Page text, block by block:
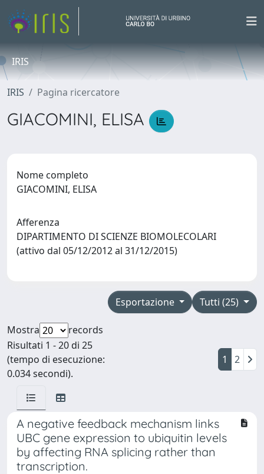
IRIS
IRIS Pagina ricercatore
GIACOMINI, ELISA
Nome completo
GIACOMINI, ELISA
Afferenza
DIPARTIMENTO DI SCIENZE BIOMOLECOLARI
(attivo dal 05/12/2012 al 31/12/2015)
Tutti (25)
Esportazione
Mostra
records
Risultati 1 - 20 di 25
(tempo di esecuzione:
0.034 secondi).
1 2
A negative feedback mechanism links
UBC gene expression to ubiquitin levels
by affecting RNA splicing rather than
transcription.